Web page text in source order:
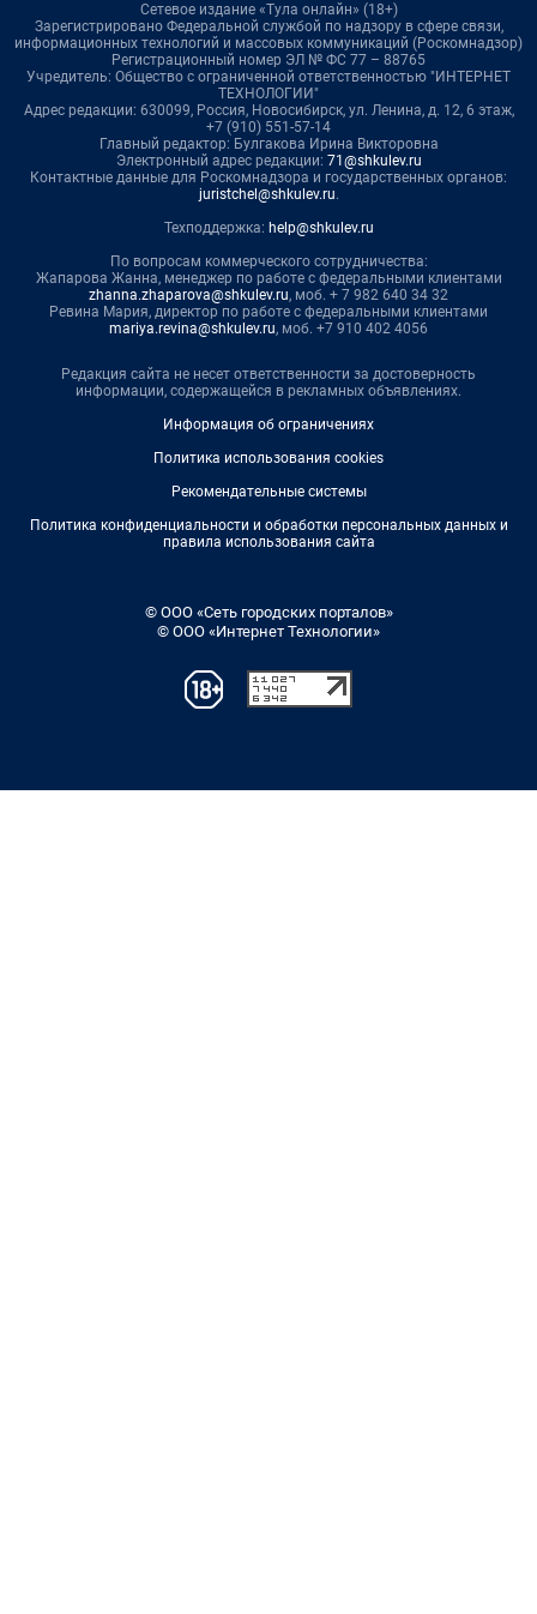
Сетевое издание «Тула онлайн» (18+)
Зарегистрировано Федеральной службой по надзору в сфере связи,
информационных технологий и массовых коммуникаций (Роскомнадзор)
Регистрационный номер ЭЛ № ФС 77 – 88765
Учредитель: Общество с ограниченной ответственностью "ИНТЕРНЕТ
ТЕХНОЛОГИИ"
Адрес редакции: 630099, Россия, Новосибирск, ул. Ленина, д. 12, 6 этаж,
+7 (910) 551-57-14
Главный редактор: Булгакова Ирина Викторовна
Электронный адрес редакции: 71@shkulev.ru
Контактные данные для Роскомнадзора и государственных органов:
juristchel@shkulev.ru.
Техподдержка: help@shkulev.ru
По вопросам коммерческого сотрудничества:
Жапарова Жанна, менеджер по работе с федеральными клиентами
zhanna.zhaparova@shkulev.ru, моб. + 7 982 640 34 32
Ревина Мария, директор по работе с федеральными клиентами
mariya.revina@shkulev.ru, моб. +7 910 402 4056
Редакция сайта не несет ответственности за достоверность
информации, содержащейся в рекламных объявлениях.
Информация об ограничениях
Политика использования cookies
Рекомендательные системы
Политика конфиденциальности и обработки персональных данных и
правила использования сайта
© ООО «Сеть городских порталов»
© ООО «Интернет Технологии»